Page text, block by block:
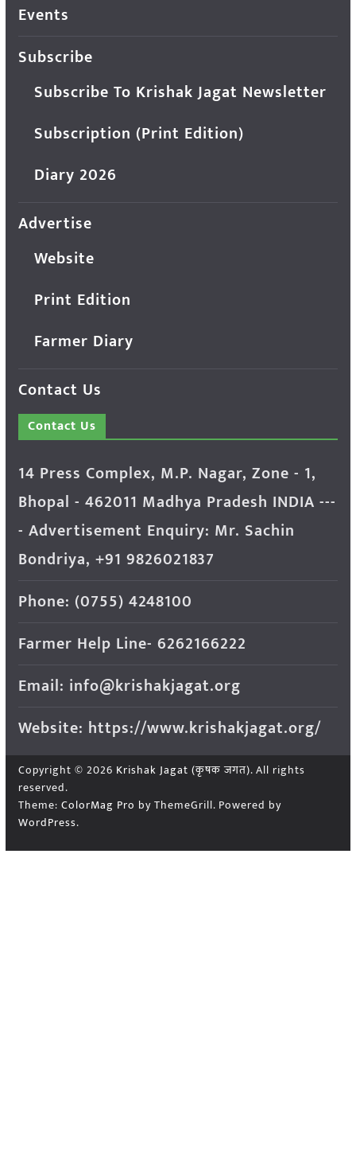
Events
Subscribe
Subscribe To Krishak Jagat Newsletter
Subscription (Print Edition)
Diary 2026
Advertise
Website
Print Edition
Farmer Diary
Contact Us
Contact Us
14 Press Complex, M.P. Nagar, Zone - 1,
Bhopal - 462011 Madhya Pradesh INDIA ---
- Advertisement Enquiry: Mr. Sachin
Bondriya, +91 9826021837
Phone: (0755) 4248100
Farmer Help Line- 6262166222
Email: info@krishakjagat.org
Website: https://www.krishakjagat.org/
Copyright © 2026 Krishak Jagat (कृषक जगत). All rights
reserved.
Theme: ColorMag Pro by ThemeGrill. Powered by
WordPress.